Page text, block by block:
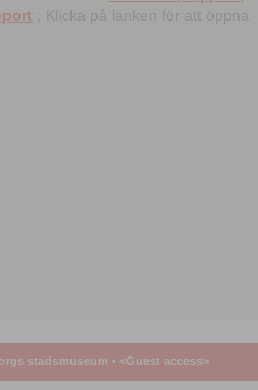
; Klicka på länken för att öppna
stadsmuseum • <Guest access>